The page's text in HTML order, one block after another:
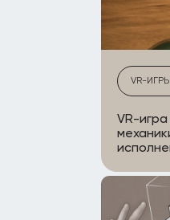
VR-ИГРЫ
VR-